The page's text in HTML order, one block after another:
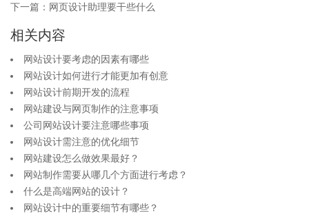
下一篇：网页设计助理要干些什么
相关内容
网站设计要考虑的因素有哪些
网站设计如何进行才能更加有创意
网站设计前期开发的流程
网站建设与网页制作的注意事项
公司网站设计要注意哪些事项
网站设计需注意的优化细节
网站建设怎么做效果最好？
网站制作需要从哪几个方面进行考虑？
什么是高端网站的设计？
网站设计中的重要细节有哪些？